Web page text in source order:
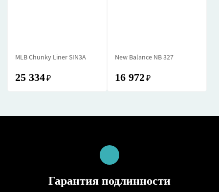
MLB Chunky Liner SIN3A
25 334₽
New Balance NB 327
16 972 ₽
Гарантия подлинности